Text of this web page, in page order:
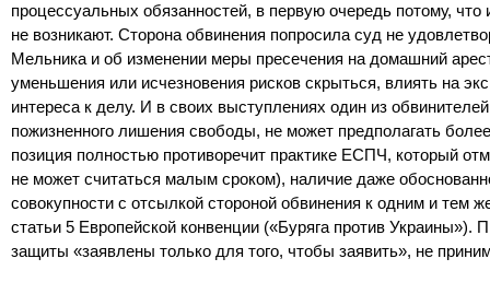
процессуальных обязанностей, в первую очередь потому,
не возникают. Сторона обвинения попросила суд не
Мельника и об изменении меры пресечения на домашний
уменьшения или исчезновения рисков скрыться, влиять на
интереса к делу. И в своих выступлениях один из
пожизненного лишения свободы, не может предполагать
позиция полностью противоречит практике ЕСПЧ, который
не может считаться малым сроком), наличие даже
совокупности с отсылкой стороной обвинения к одним и тем
статьи 5 Европейской конвенции («Буряга против
защиты «заявлены только для того, чтобы заявить», не